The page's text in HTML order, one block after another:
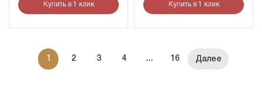
Купить в 1 клик Купить в 1 клик
1 2 3 4 ... 16